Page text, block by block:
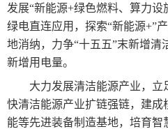
发展“新能源+绿色燃料、算力
绿电直连应用，探索“新能源+”
地消纳，力争“十五五”末新增清
新增用电量。
大力发展清洁能源产业，立
快清洁能源产业扩链强链，建
能等先进装备制造基地，培育